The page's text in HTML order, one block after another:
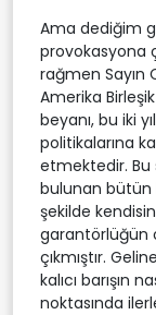
Ama dediğim
provokasyona
rağmen Sayın
Amerika
beyanı, bu iki
politikalarına
etmektedir. Bu
bulunan bütün
şekilde
garantörlüğün
çıkmıştır.
kalıcı barışın
noktasında